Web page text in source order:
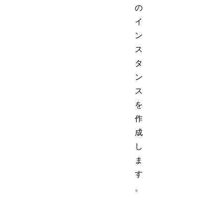
の
イ
ン
ス
タ
ン
ス
を
作
成
し
ま
す
。